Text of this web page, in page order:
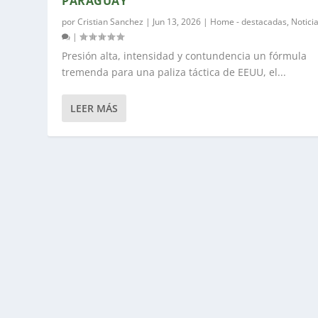
porCristian Sanchez | Jun 13, 2026 | Home - destacadas,
|
Presión alta, intensidad y contundencia un fórmula
tremenda para una paliza táctica de EEUU, el...
LEER MÁS